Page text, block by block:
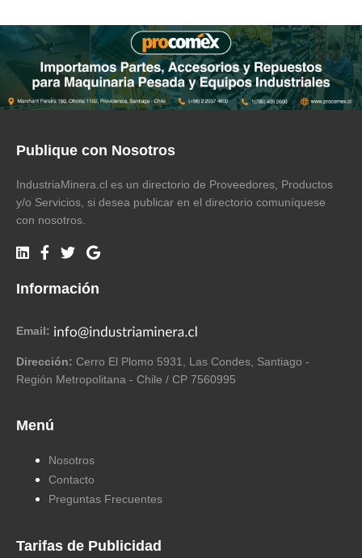
Publique con Nosotros
IndustriaMinera.cl es un directorio de Proveedores, Productos
y/o Servicios, si desea publicar en el directorio comuníquese
con nosotros.
Información
Email:
Dirección: Cerro El Plomo 5931, Las Condes, Santiago -
Región Metropolitana - Chile / CP 7560995
Menú
Nosotros
Contacto
Preguntas Frecuentes
Tarifas de Publicidad